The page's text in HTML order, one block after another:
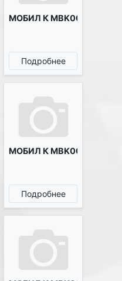
МОБИЛ К MBK0023367
Подробнее
МОБИЛ К MBK0023493
Подробнее